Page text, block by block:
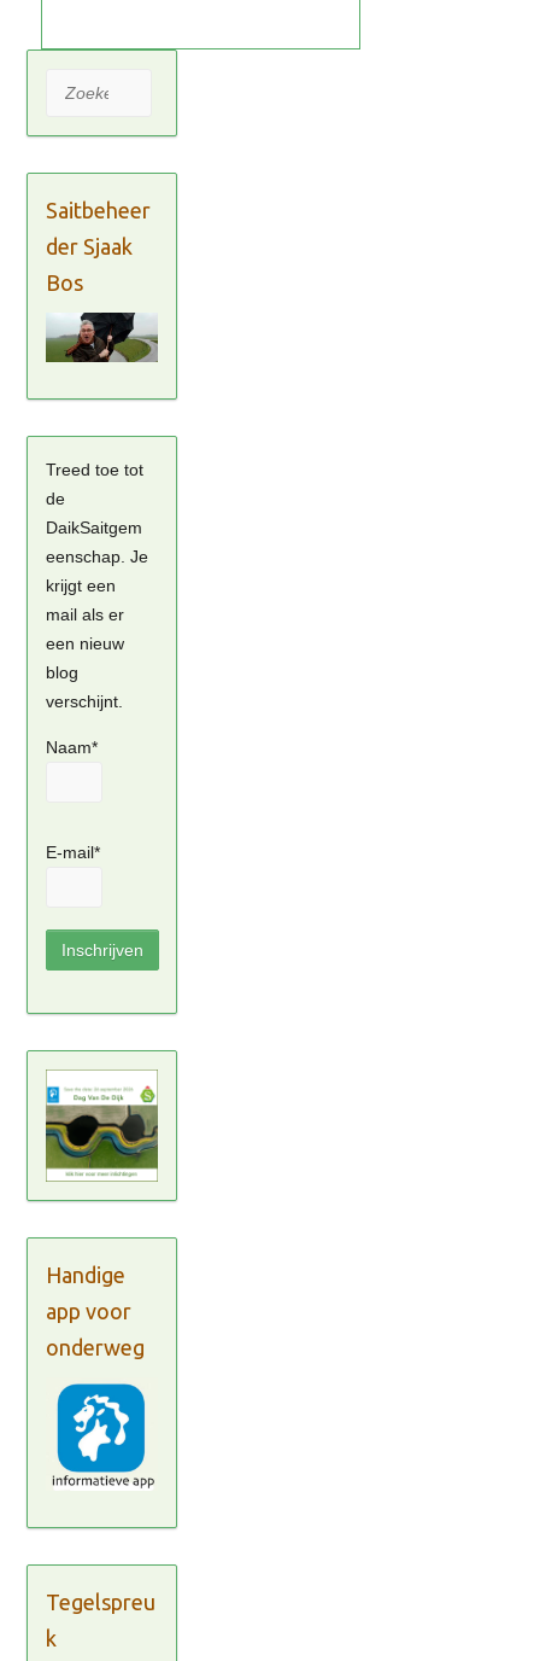
Zoeken
Saitbeheer
der Sjaak
Bos
Treed toe tot
de
DaikSaitgem
eenschap. Je
krijgt een
mail als er
een nieuw
blog
verschijnt.
Naam*
E-mail*
Handige
app voor
onderweg
Tegelspreu
k